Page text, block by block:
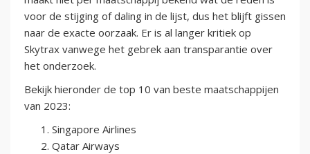
voor de stijging of daling in de lijst, dus het blijft gissen
naar de exacte oorzaak. Er is al langer kritiek op
Skytrax vanwege het gebrek aan transparantie over
het onderzoek.
Bekijk hieronder de top 10 van beste maatschappijen
van 2023:
Singapore Airlines
Qatar Airways